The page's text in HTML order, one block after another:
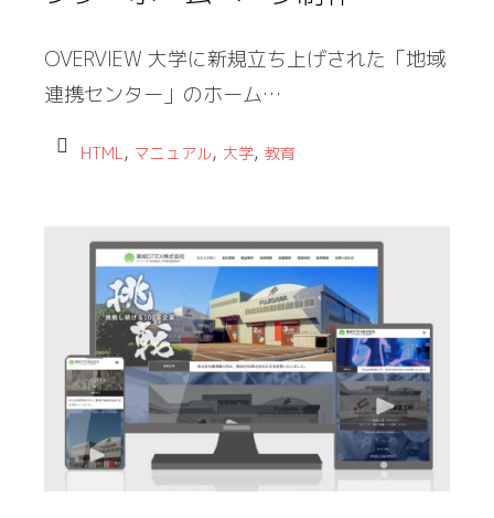
OVERVIEW 大学に新規立ち上げされた「地域
連携センター」のホーム…
HTML, マニュアル, 大学, 教育